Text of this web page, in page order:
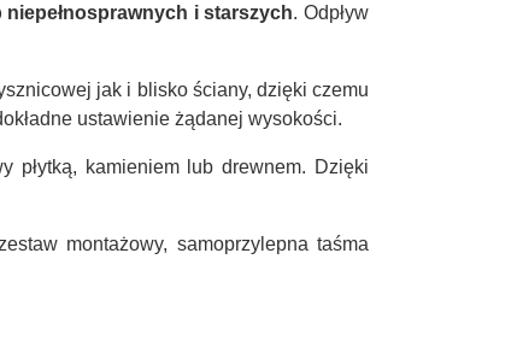
niepełnosprawnych i starszych. Odpływ
jak i blisko ściany, dzięki czemu
ustawienie żądanej wysokości.
płytką, kamieniem lub drewnem. Dzięki
montażowy, samoprzylepna taśma